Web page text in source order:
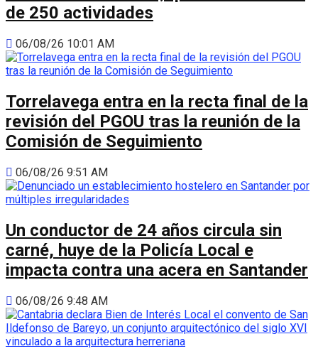
de 250 actividades
06/08/26 10:01 AM
Torrelavega entra en la recta final de la
revisión del PGOU tras la reunión de la
Comisión de Seguimiento
06/08/26 9:51 AM
Un conductor de 24 años circula sin
carné, huye de la Policía Local e
impacta contra una acera en Santander
06/08/26 9:48 AM